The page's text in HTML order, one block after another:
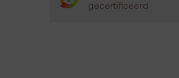
gecertificeerd